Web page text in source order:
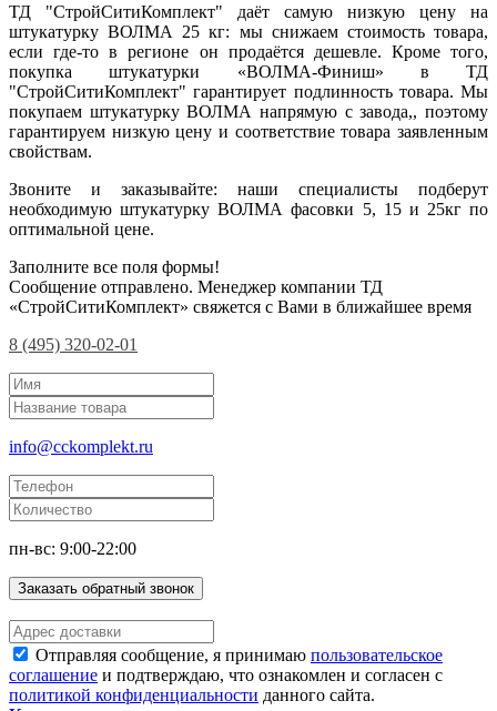
ТД "СтройСитиКомплект" даёт самую низкую цену на
штукатурку ВОЛМА 25 кг: мы снижаем стоимость товара,
если где-то в регионе он продаётся дешевле. Кроме того,
покупка штукатурки «ВОЛМА-Финиш» в ТД
"СтройСитиКомплект" гарантирует подлинность товара. Мы
покупаем штукатурку ВОЛМА напрямую с завода,, поэтому
гарантируем низкую цену и соответствие товара заявленным
свойствам.
Звоните и заказывайте: наши специалисты подберут
необходимую штукатурку ВОЛМА фасовки 5, 15 и 25кг по
оптимальной цене.
Заполните все поля формы!
Сообщение отправлено. Менеджер компании ТД
«СтройСитиКомплект» свяжется с Вами в ближайшее время
8 (495) 320-02-01
info@cckomplekt.ru
пн-вс: 9:00-22:00
Заказать обратный звонок
Отправляя сообщение, я принимаю пользовательское
соглашение и подтверждаю, что ознакомлен и согласен с
политикой конфиденциальности данного сайта.